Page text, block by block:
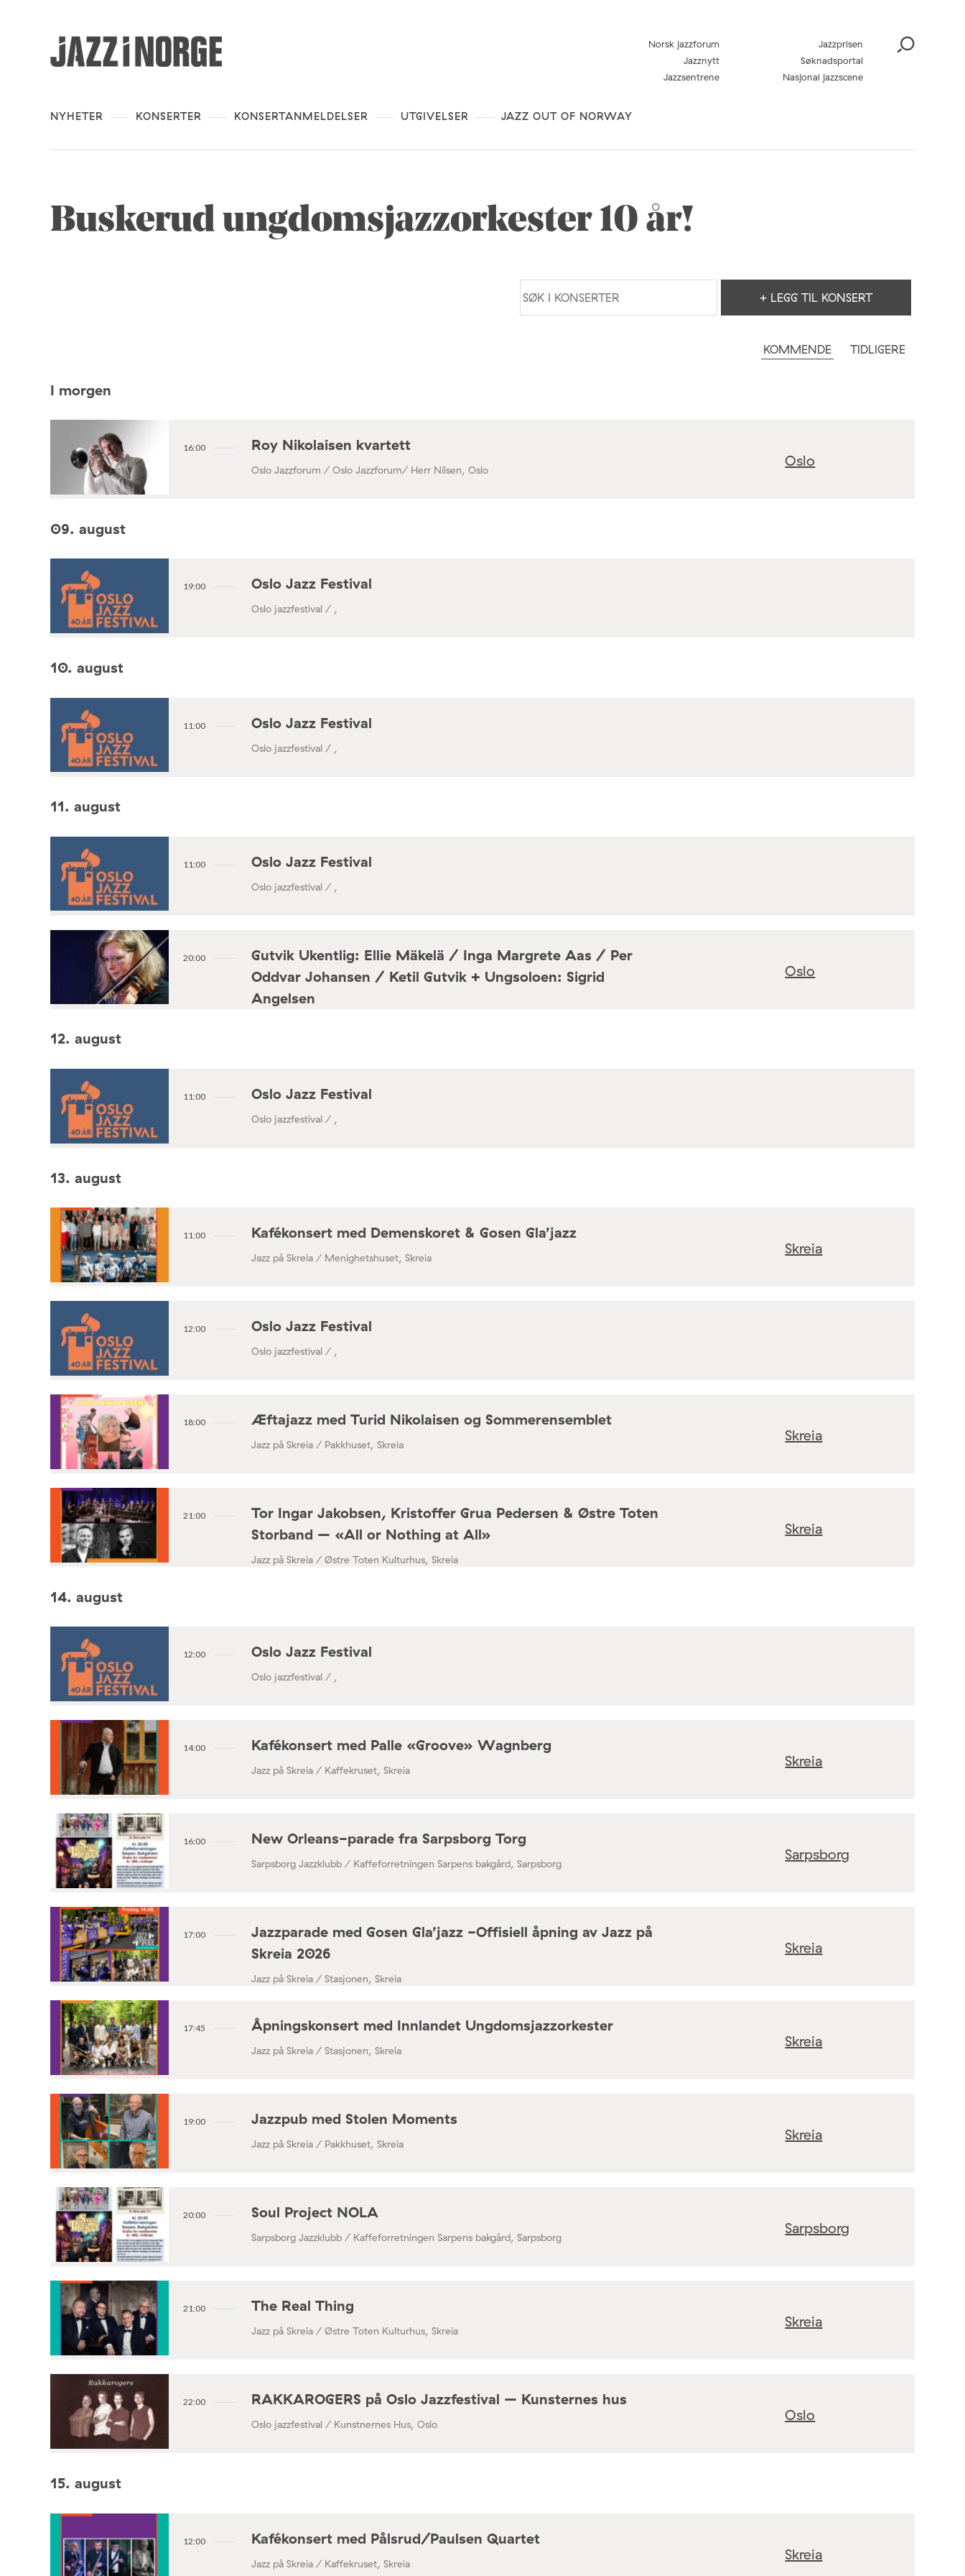
NYHETER KONSERTER KONSERTANMELDELSER UTGIVELSER JAZZ OUT OF NORWAY
Norsk jazzforum
Jazzprisen
Jazznytt
Søknadsportal
Jazzsentrene
Nasjonal jazzscene
Buskerud ungdomsjazzorkester 10 år!
+ LEGG TIL KONSERT
KOMMENDE TIDLIGERE
I morgen
16:00 Roy Nikolaisen kvartett
Oslo Jazzforum / Oslo Jazzforum/ Herr Nilsen, Oslo
Oslo
09. august
19:00 Oslo Jazz Festival
Oslo jazzfestival / ,
10. august
11:00 Oslo Jazz Festival
Oslo jazzfestival / ,
11. august
11:00 Oslo Jazz Festival
Oslo jazzfestival / ,
20:00
Gutvik Ukentlig: Ellie Mäkelä / Inga Margrete Aas / Per
Oddvar Johansen / Ketil Gutvik + Ungsoloen: Sigrid
Angelsen
Oslo
12. august
11:00 Oslo Jazz Festival
Oslo jazzfestival / ,
13. august
11:00 Kafékonsert med Demenskoret & Gosen Gla’jazz
Jazz på Skreia / Menighetshuset, Skreia
Skreia
12:00 Oslo Jazz Festival
Oslo jazzfestival / ,
18:00 Æftajazz med Turid Nikolaisen og Sommerensemblet
Jazz på Skreia / Pakkhuset, Skreia
Skreia
21:00
Tor Ingar Jakobsen, Kristoffer Grua Pedersen & Østre Toten
Storband – «All or Nothing at All»
Jazz på Skreia / Østre Toten Kulturhus, Skreia
Skreia
14. august
12:00 Oslo Jazz Festival
Oslo jazzfestival / ,
14:00 Kafékonsert med Palle «Groove» Wagnberg
Jazz på Skreia / Kaffekruset, Skreia
Skreia
16:00 New Orleans-parade fra Sarpsborg Torg
Sarpsborg Jazzklubb / Kaffeforretningen Sarpens bakgård, Sarpsborg
Sarpsborg
17:00
Jazzparade med Gosen Gla’jazz -Offisiell åpning av Jazz på
Skreia 2026
Jazz på Skreia / Stasjonen, Skreia
Skreia
17:45 Åpningskonsert med Innlandet Ungdomsjazzorkester
Jazz på Skreia / Stasjonen, Skreia
Skreia
19:00 Jazzpub med Stolen Moments
Jazz på Skreia / Pakkhuset, Skreia
Skreia
20:00 Soul Project NOLA
Sarpsborg Jazzklubb / Kaffeforretningen Sarpens bakgård, Sarpsborg
Sarpsborg
21:00 The Real Thing
Jazz på Skreia / Østre Toten Kulturhus, Skreia
Skreia
22:00 RAKKAROGERS på Oslo Jazzfestival – Kunsternes hus
Oslo jazzfestival / Kunstnernes Hus, Oslo
Oslo
15. august
12:00 Kafékonsert med Pålsrud/Paulsen Quartet
Jazz på Skreia / Kaffekruset, Skreia
Skreia